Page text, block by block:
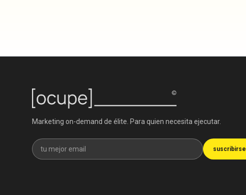
Marketing on-demand de élite. Para quien necesita ejecutar.
Recibe nuestra newsletter
suscribirse